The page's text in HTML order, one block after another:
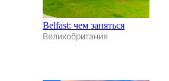
Belfast: чем заняться
Великобритания